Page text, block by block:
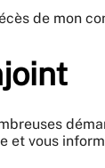
de mon
et vous